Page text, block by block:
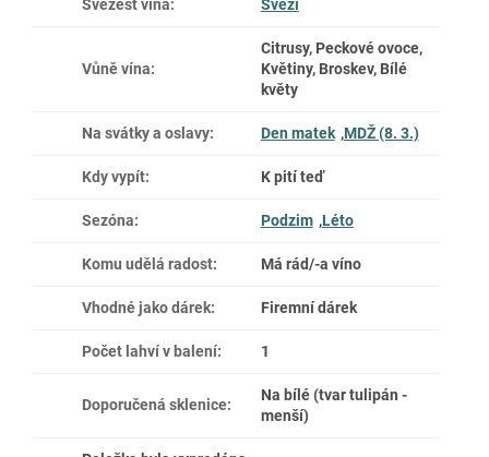
Svěžest vína: Svěží
Vůně vína:
Citrusy, Peckové ovoce,
Květiny, Broskev, Bílé
květy
Na svátky a oslavy: Den matek ,MDŽ (8. 3.)
Kdy vypít: K pití teď
Sezóna: Podzim ,Léto
Komu udělá radost: Má rád/-a víno
Vhodné jako dárek: Firemní dárek
Počet lahví v balení: 1
Doporučená sklenice:
Na bílé (tvar tulipán -
menší)